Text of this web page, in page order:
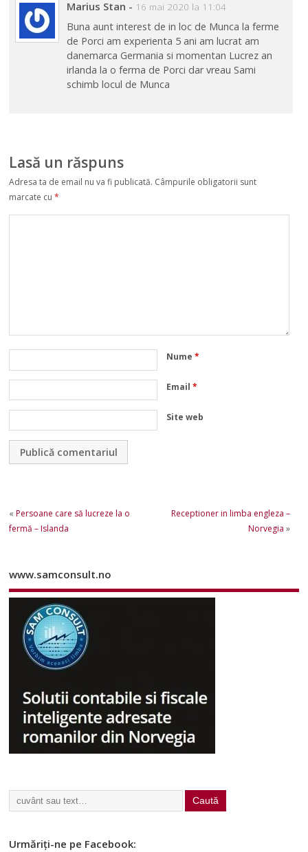
Marius Stan - 16 mai 2020 la 11:04
Buna aunt interest de in loc de Munca la ferme
de Porci am experienta 5 ani am lucrat am
danemarca Germania si momentan Lucrez an
irlanda la o ferma de Porci dar vreau Sami
schimb locul de Munca
Lasă un răspuns
Adresa ta de email nu va fi publicată. Câmpurile obligatorii sunt
marcate cu*
Nume*
Email*
Site web
«Persoane care să lucreze la o
fermă – Islanda
Receptioner in limba engleza –
Norvegia »
www.samconsult.no
Urmăriți-ne pe Facebook: